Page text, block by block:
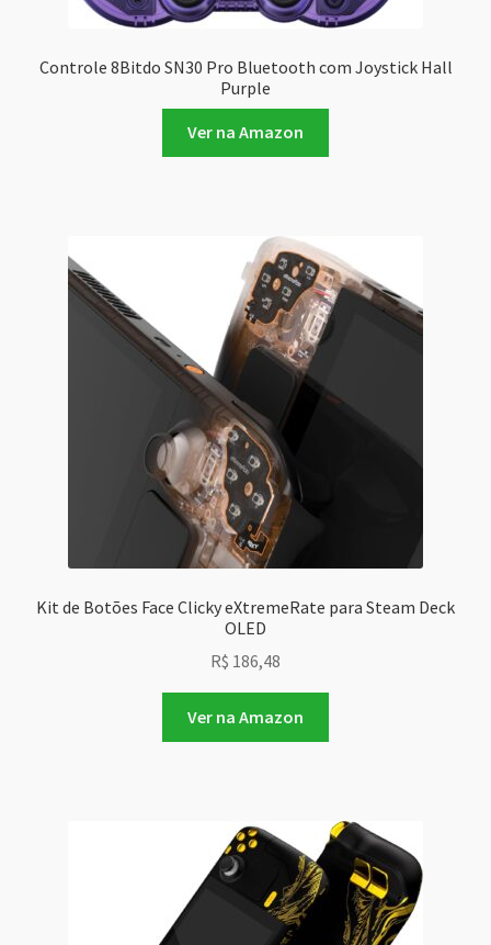
Controle 8Bitdo SN30 Pro Bluetooth com Joystick Hall
Purple
Ver na Amazon
Kit de Botões Face Clicky eXtremeRate para Steam Deck
OLED
R$ 186,48
Ver na Amazon